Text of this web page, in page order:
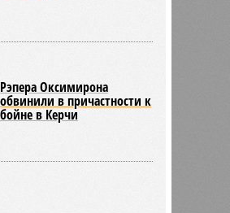
Рэпера Оксимирона
обвинили в причастности к
бойне в Керчи